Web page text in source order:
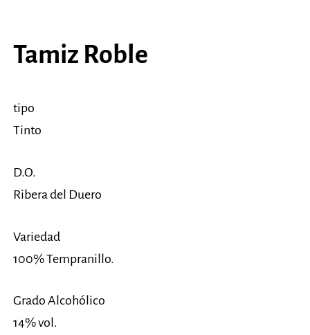
Tamiz Roble
tipo
Tinto
D.O.
Ribera del Duero
Variedad
100% Tempranillo.
Grado Alcohólico
14% vol.